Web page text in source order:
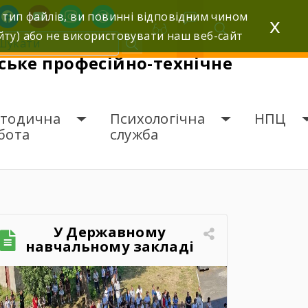
youtubeinstagramwordpress
професійно-технічне
Психологічна
служба
НПЦ
У Державному
навчальному закладі
«Шумське професійно-
технічне училище»
відбувся зворушливий
випускний захід – 2026
файлів, ви повинні відповідним чином
або не використовувати наш веб-сайт
x